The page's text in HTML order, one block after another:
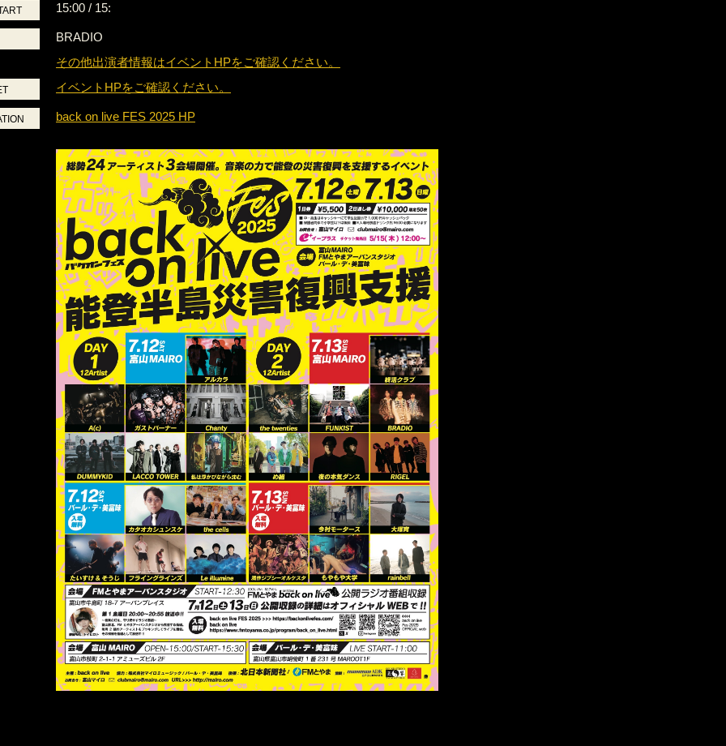
15:00 / 15:
BRADIO
その他出演者情報はイベントHPをご確認ください。
イベントHPをご確認ください。
back on live FES 2025 HP